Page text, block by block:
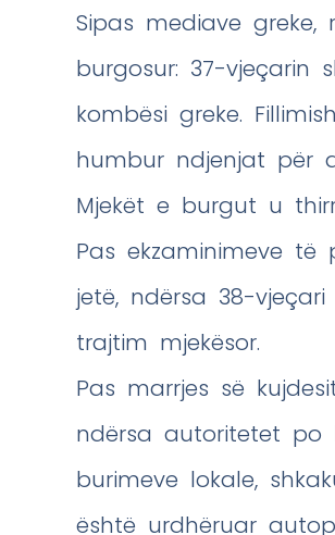
Sipas mediave
burgosur: 37-
kombësi greke.
humbur ndjenjat për
Mjekët e burgut u
Pas ekzaminimeve
jetë, ndërsa 38-
trajtim mjekësor.
Pas marrjes së
ndërsa autoritetet po
burimeve lokale,
është urdhëruar